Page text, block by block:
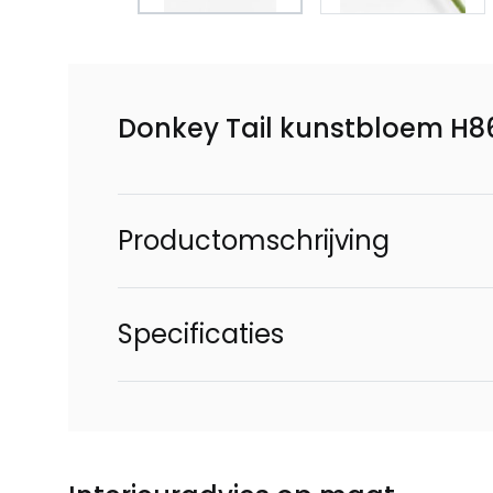
Donkey Tail kunstbloem
Productomschrijving
Specificaties